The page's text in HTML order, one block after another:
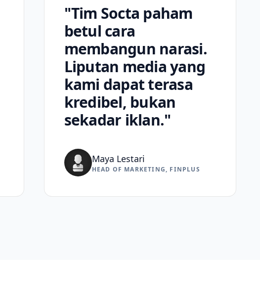
"Tim Socta paham
betul cara
membangun narasi.
Liputan media yang
kami dapat terasa
kredibel, bukan
sekadar iklan."
Maya Lestari
HEAD OF MARKETING, FINPLUS